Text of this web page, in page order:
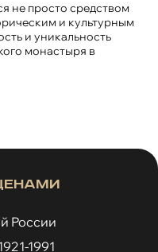
не просто средством
и культурным
и уникальность
монастыря в
России
1991